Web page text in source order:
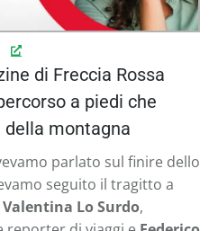
di Freccia Rossa
a piedi che
montagna
parlato sul finire dello
seguito il tragitto a
Valentina Lo Surdo,